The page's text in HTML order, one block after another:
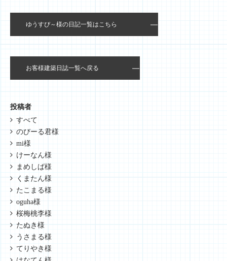
ゆうすぴ～様の日記一覧はこちら
お客様建築日誌一覧へ戻る
投稿者
すべて
のびーる君様
mi様
けーなん様
まめしば様
くまたん様
たこまる様
oguha様
桜梅桃李様
たぬき様
うさまる様
てりやき様